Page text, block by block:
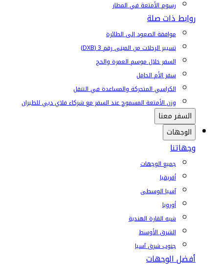
رسوم الأمتعة في المطار
روابط ذات صلة
موافقة الصعود إلى الطائرة
تسيير الرحلات من المبنى رقم 3 (DXB)
السفر خلال موسم العمرة والحج
سفر الأم الحامل
الكراسي المتحركة والمساعدة في التنقل
وزن الأمتعة المسموح عند السفر مع شركاء فلاي دبي للطيران
السفر معنا
الوجهات
وجهاتنا
جميع الوجهات
أفريقيا
آسيا الوسطى
أوروبا
شبه القارة الهندية
الشرق الأوسط
جنوب شرق آسيا
أفضل الوجهات